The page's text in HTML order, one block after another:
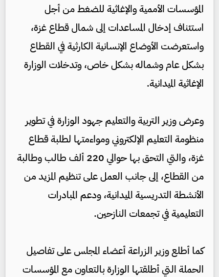
المؤسسات الأممية والإغاثية للضغط من أجل
استئناف إدخال المساعدات إلى شمال قطاع غزة،
واستعرضت الأوضاع الإنسانية الكارثية في القطاع
بشكل عام وشماله بشكل خاص، وتدخلات الوزارة
الإغاثية الميدانية.
وعرض وزير التربية والتعليم جهود الوزارة في تطوير
منظومة التعليم الإلكتروني ومواءمتها لطلبة قطاع
غزة، والتي التحق بها حوالي 220 ألف طالب وطالبة
من القطاع، إلى جانب العمل على تنظيم المزيد من
الأنشطة التدريسية الميدانية، ودعم المبادرات
التعليمية في تجمعات النازحين.
كما أطلع وزير الزراعة أعضاء المجلس على تفاصيل
الحملة التي أطلقتها الوزارة بالتعاون مع المؤسسات